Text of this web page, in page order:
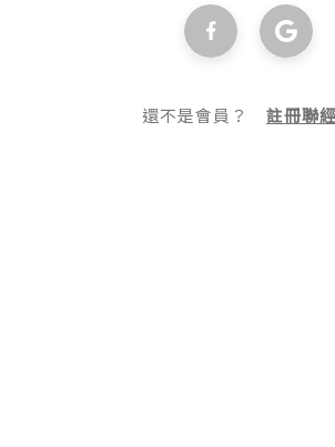
還不是會員？註冊聯